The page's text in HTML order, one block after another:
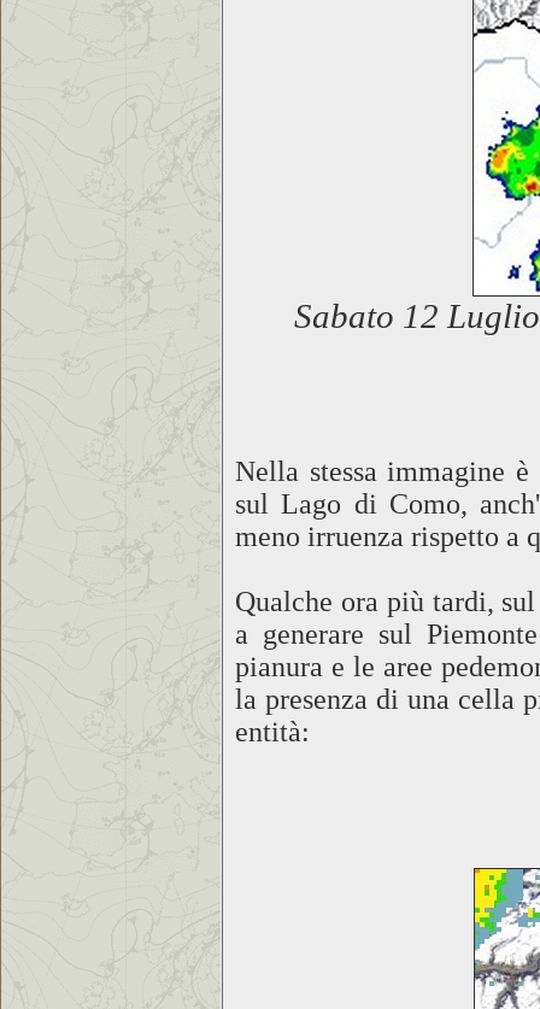
Sabato 12
Nella stessa immagine
sul Lago di Como,
meno irruenza rispetto a
Qualche ora più tardi,
a generare sul
pianura e le aree
la presenza di una cella
entità: